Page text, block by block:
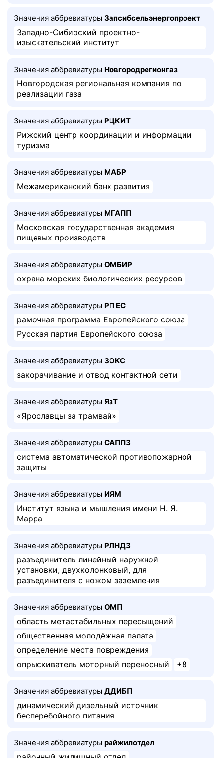
Значения аббревиатуры Запсибсельэнергопроект
Западно-Сибирский проектно-
изыскательский институт
Значения аббревиатуры Новгородрегионгаз
Новгородская региональная компания по
реализации газа
Значения аббревиатуры РЦКИТ
Рижский центр координации и информации
туризма
Значения аббревиатуры МАБР
Межамериканский банк развития
Значения аббревиатуры МГАПП
Московская государственная академия
пищевых производств
Значения аббревиатуры ОМБИР
охрана морских биологических ресурсов
Значения аббревиатуры РП ЕС
рамочная программа Европейского союза
Русская партия Европейского союза
Значения аббревиатуры ЗОКС
закорачивание и отвод контактной сети
Значения аббревиатуры ЯзТ
«Ярославцы за трамвай»
Значения аббревиатуры САППЗ
система автоматической противопожарной
защиты
Значения аббревиатуры ИЯМ
Институт языка и мышления имени Н. Я.
Марра
Значения аббревиатуры РЛНДЗ
разъединитель линейный наружной
установки, двухколонковый, для
разъединителя с ножом заземления
Значения аббревиатуры ОМП
область метастабильных пересыщений
общественная молодёжная палата
определение места повреждения
опрыскиватель моторный переносный
+8
Значения аббревиатуры ДДИБП
динамический дизельный источник
бесперебойного питания
Значения аббревиатуры райжилотдел